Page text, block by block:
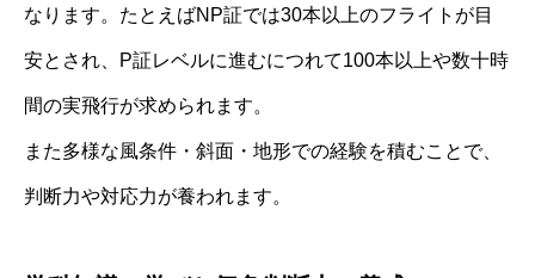
なります。たとえばNP証では30本以上のフライトが目
安とされ、P証レベルに進むにつれて100本以上や数十時
間の実飛行が求められます。
また多様な風条件・斜面・地形での経験を積むことで、
判断力や対応力が養われます。